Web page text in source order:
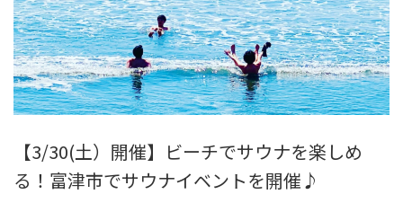
(Enter
【3/30(土）開催】ビーチでサウナを楽しめ
る！富津市でサウナイベントを開催♪